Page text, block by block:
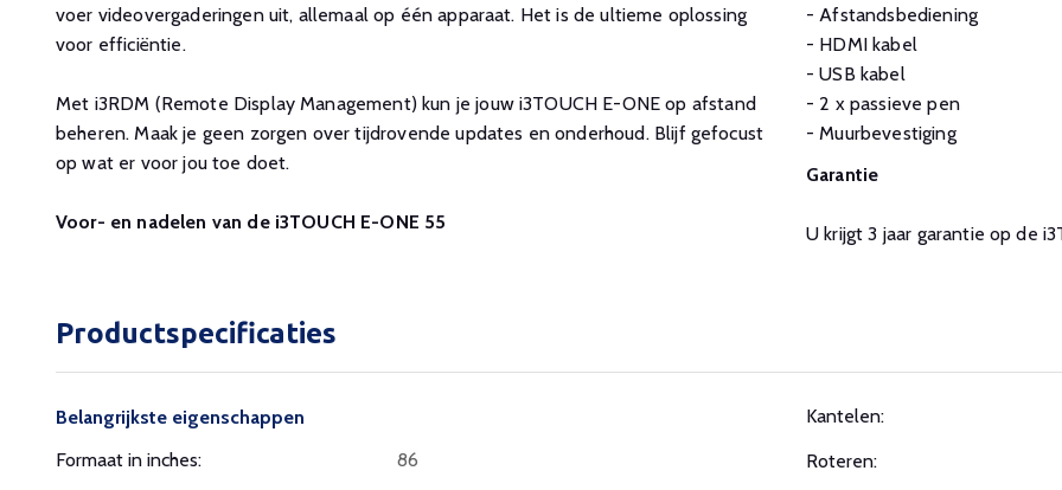
voer videovergaderingen uit, allemaal op één apparaat. Het is de ultieme oplossing
voor efficiëntie.
Met i3RDM (Remote Display Management) kun je jouw i3TOUCH E-ONE op afstand
beheren. Maak je geen zorgen over tijdrovende updates en onderhoud. Blijf gefocust
op wat er voor jou toe doet.
Voor- en nadelen van de i3TOUCH E-ONE 55
- Afstandsbediening
- HDMI kabel
- USB kabel
- 2 x passieve pen
- Muurbevestiging
Garantie
U krijgt 3 jaar garantie op de
Productspecificaties
Belangrijkste eigenschappen
Formaat in inches:
86
Kantelen:
Roteren: